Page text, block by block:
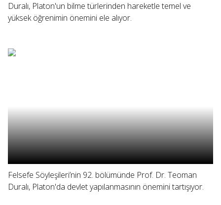
Duralı, Platon'un bilme türlerinden hareketle temel ve
yüksek öğrenimin önemini ele alıyor.
Felsefe Söyleşileri’nin 92. bölümünde Prof. Dr. Teoman
Duralı, Platon'da devlet yapılanmasının önemini tartışıyor.